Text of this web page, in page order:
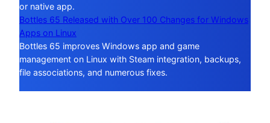
or native app.
Bottles 65 Released with Over 100 Changes for Windows
Apps on Linux
Bottles 65 improves Windows app and game
management on Linux with Steam integration, backups,
file associations, and numerous fixes.